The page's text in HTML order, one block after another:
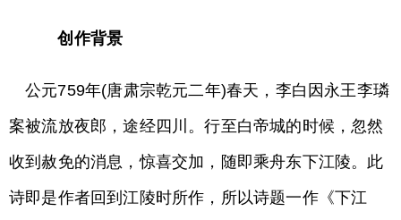
创作背景
公元759年(唐肃宗乾元二年)春天，李白因永王李璘
案被流放夜郎，途经四川。行至白帝城的时候，忽然
收到赦免的消息，惊喜交加，随即乘舟东下江陵。此
诗即是作者回到江陵时所作，所以诗题一作《下江